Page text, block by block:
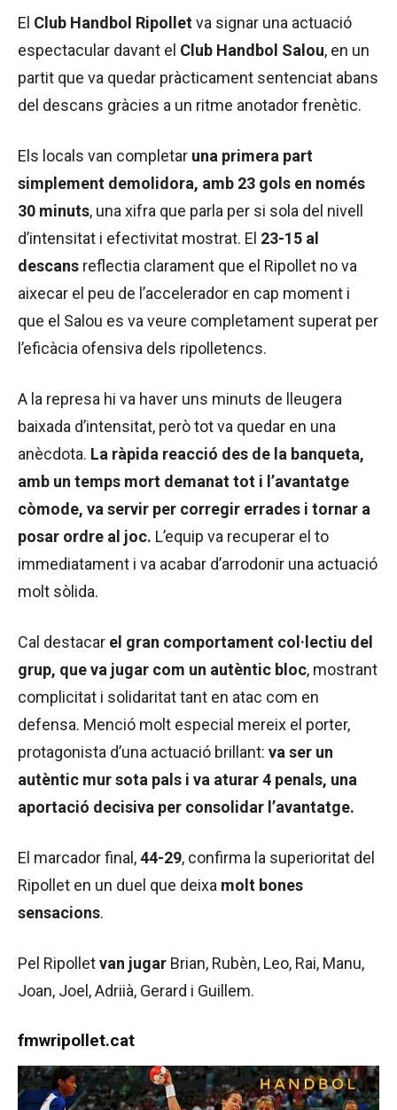
El Club Handbol Ripolletva signar una actuació
espectacular davant el Club Handbol Salou, en un
partit que va quedar pràcticament sentenciat abans
del descans gràcies a un ritme anotador frenètic.
Els locals van completar una primera part
simplement demolidora, amb 23 gols en només
30 minuts, una xifra que parla per si sola del nivell
d’intensitat i efectivitat mostrat. El 23-15 al
descans reflectia clarament que el Ripollet no va
aixecar el peu de l’accelerador en cap moment i
que el Salou es va veure completament superat per
l’eficàcia ofensiva dels ripolletencs.
A la represa hi va haver uns minuts de lleugera
baixada d’intensitat, però tot va quedar en una
anècdota. La ràpida reacció des de la banqueta,
amb un temps mort demanat tot i l’avantatge
còmode, va servir per corregir errades i tornar a
posar ordre al joc. L’equip va recuperar el to
immediatament i va acabar d’arrodonir una actuació
molt sòlida.
Cal destacar el gran comportament col·lectiu del
grup, que va jugar com un autèntic bloc, mostrant
complicitat i solidaritat tant en atac com en
defensa. Menció molt especial mereix el porter,
protagonista d’una actuació brillant: va ser un
autèntic mur sota pals i va aturar 4 penals, una
aportació decisiva per consolidar l’avantatge.
El marcador final,44-29, confirma la superioritat del
Ripollet en un duel que deixa molt bones
sensacions.
Pel Ripolletvan jugar Brian, Rubèn, Leo, Rai, Manu,
Joan, Joel, Adriià, Gerard i Guillem.
fmwripollet.cat